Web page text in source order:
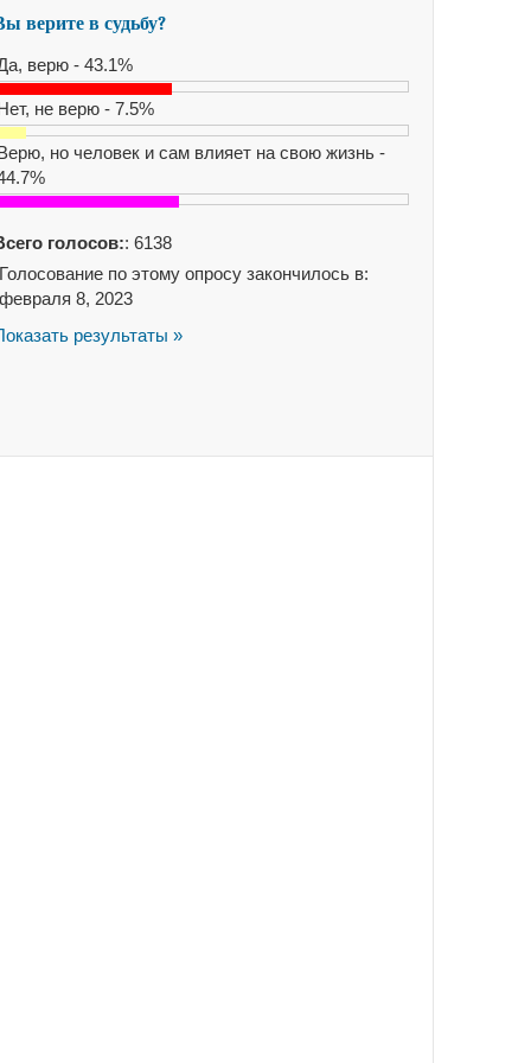
верите в судьбу?
верю - 43.1%
не верю - 7.5%
но человек и сам влияет на свою жизнь -
голосов:: 6138
Голосование по этому опросу закончилось в:
февраля 8, 2023
результаты »